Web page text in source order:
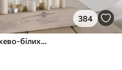
384
Букет великих пишних рожево-білих квітів півонії із зеленим листям на м’якому розмитому фоні